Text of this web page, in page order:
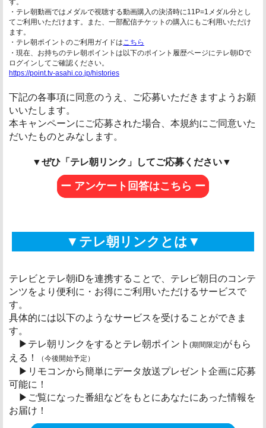
す。
・テレ朝動画ではメダルで視聴する動画購入の決済時に11P=1メダル分とし
てご利用いただけます。また、一部配信チケットの購入にもご利用いただけ
ます。
・テレ朝ポイントのご利用ガイドはこちら
・現在、お持ちのテレ朝ポイントは以下のポイント履歴ページにテレ朝iDで
ログインしてご確認ください。
https://point.tv-asahi.co.jp/histories
下記の各事項に同意のうえ、ご応募いただきますようお願
いいたします。
本キャンペーンにご応募された場合、本規約にご同意いた
だいたものとみなします。
▼ぜひ「テレ朝リンク」してご応募ください▼
ー アンケート回答はこちら ー
▼ テレ朝リンクとは ▼
テレビとテレ朝iDを連携することで、テレビ朝日のコンテ
ンツをより便利に・お得にご利用いただけるサービスで
す。
具体的には以下のようなサービスを受けることができま
す。
▶テレ朝リンクをするとテレ朝ポイント (期間限定)がもら
える！
（今後開始予定）
▶リモコンから簡単にデータ放送プレゼント企画に応募
可能に！
▶ご覧になった番組などをもとにあなたにあった情報を
お届け！